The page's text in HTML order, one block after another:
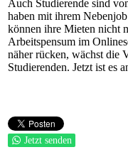
Auch Studierende sind
haben mit ihrem
können ihre Mieten nicht
Arbeitspensum im
näher rücken, wächst die
Studierenden. Jetzt ist es
Jetzt senden